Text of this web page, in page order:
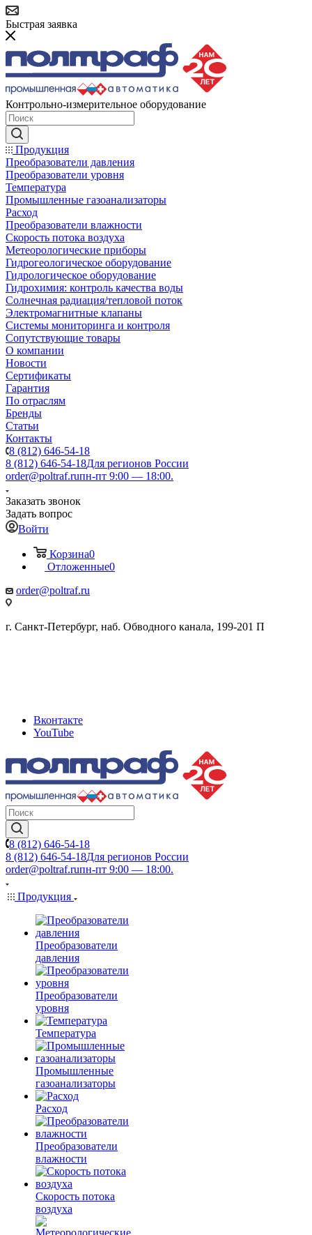
Быстрая заявка
Контрольно-измерительное оборудование
Продукция
Преобразователи давления
Преобразователи уровня
Температура
Промышленные газоанализаторы
Расход
Преобразователи влажности
Скорость потока воздуха
Метеорологические приборы
Гидрогеологическое оборудование
Гидрологическое оборудование
Гидрохимия: контроль качества воды
Солнечная радиация/тепловой поток
Электромагнитные клапаны
Системы мониторинга и контроля
Сопутствующие товары
О компании
Новости
Сертификаты
Гарантия
По отраслям
Бренды
Статьи
Контакты
8 (812) 646-54-18
8 (812) 646-54-18Для регионов России
order@poltraf.ruпн-пт 9:00 — 18:00.
Заказать звонок
Задать вопрос
Войти
Корзина0
Отложенные0
order@poltraf.ru
г. Санкт-Петербург, наб. Обводного канала, 199-201 П
Вконтакте
YouTube
8 (812) 646-54-18
8 (812) 646-54-18Для регионов России
order@poltraf.ruпн-пт 9:00 — 18:00.
Продукция
Преобразователи
давления
Преобразователи
уровня
Температура
Промышленные
газоанализаторы
Расход
Преобразователи
влажности
Скорость потока
воздуха